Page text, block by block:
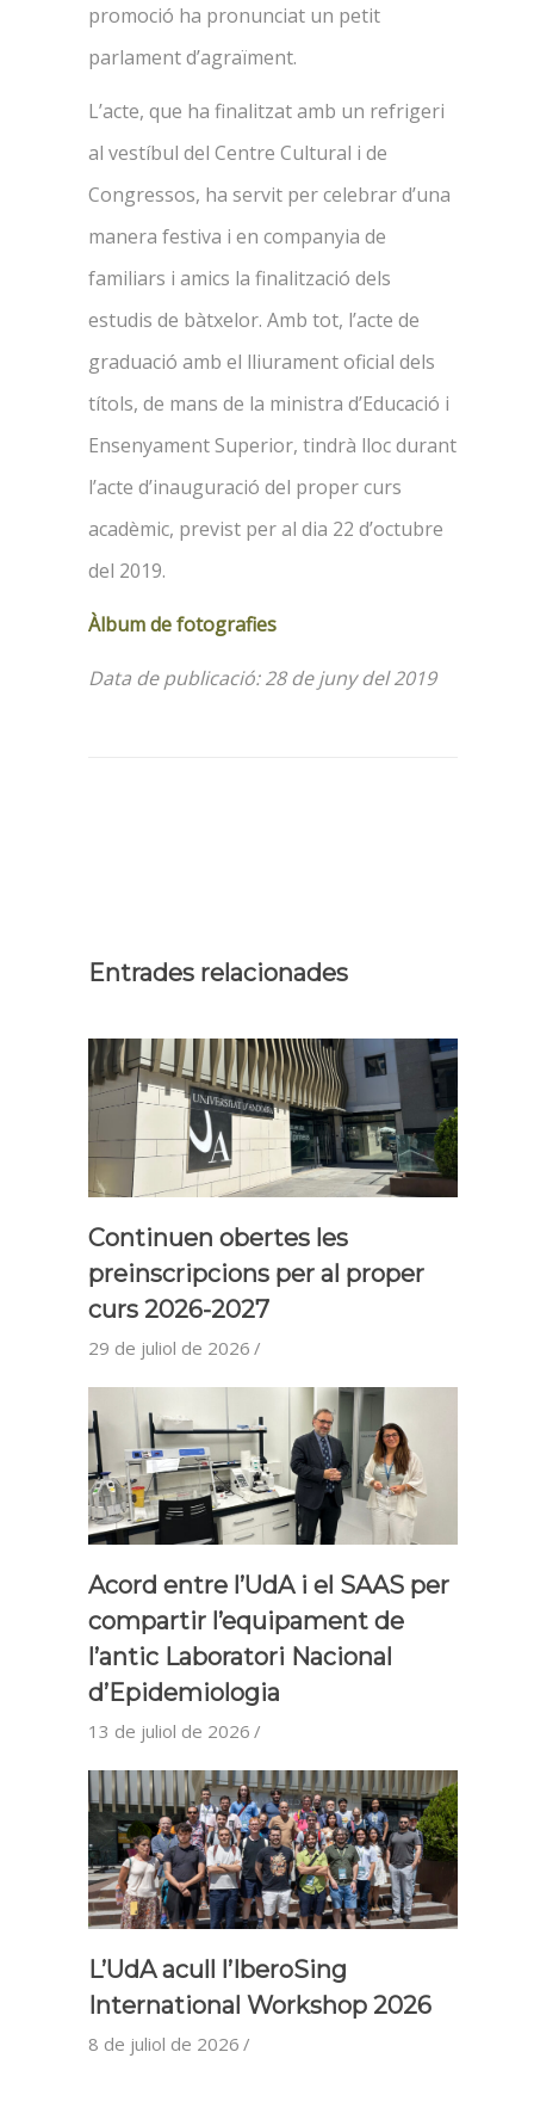
promoció ha pronunciat un petit
parlament d’agraïment.
L’acte, que ha finalitzat amb un refrigeri
al vestíbul del Centre Cultural i de
Congressos, ha servit per celebrar d’una
manera festiva i en companyia de
familiars i amics la finalització dels
estudis de bàtxelor. Amb tot, l’acte de
graduació amb el lliurament oficial dels
títols, de mans de la ministra d’Educació i
Ensenyament Superior, tindrà lloc durant
l’acte d’inauguració del proper curs
acadèmic, previst per al dia 22 d’octubre
del 2019.
Àlbum de fotografies
Data de publicació: 28 de juny del 2019
Entrades relacionades
Continuen obertes les
preinscripcions per al proper
curs 2026-2027
29 de juliol de 2026
Acord entre l’UdA i el SAAS per
compartir l’equipament de
l’antic Laboratori Nacional
d’Epidemiologia
13 de juliol de 2026
L’UdA acull l’IberoSing
International Workshop 2026
8 de juliol de 2026